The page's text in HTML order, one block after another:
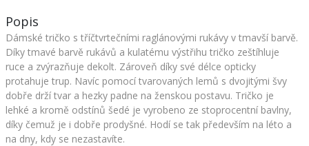
Popis
Dámské tričko s tříčtvrtečními raglánovými rukávy v tmavší barvě.
Díky tmavé barvě rukávů a kulatému výstřihu tričko zeštíhluje
ruce a zvýrazňuje dekolt. Zároveň díky své délce opticky
protahuje trup. Navíc pomocí tvarovaných lemů s dvojitými švy
dobře drží tvar a hezky padne na ženskou postavu. Tričko je
lehké a kromě odstínů šedé je vyrobeno ze stoprocentní bavlny,
díky čemuž je i dobře prodyšné. Hodí se tak především na léto a
na dny, kdy se nezastavíte.